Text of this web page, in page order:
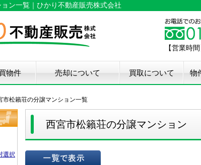
ン一覧｜ひかり不動産販売株式会社
【営業時
物件
建て
建て
ョン
売却について
仲介手数料50%OFF
物件無料査定
中古住宅瑕疵保証
住宅設備検査保証
リペア・メンテナンス
ハウスクリーニング
不用品撤去サービス
買取について 物
市松籟荘の分譲マンション一覧
選択
西宮市松籟荘の分譲マンション